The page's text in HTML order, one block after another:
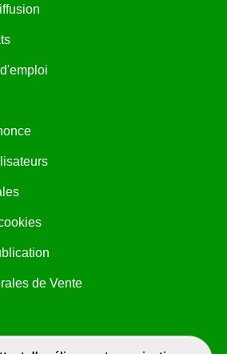
de Vente